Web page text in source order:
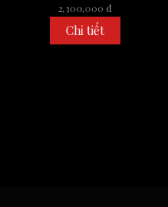
2,300,000 đ
Chi tiết